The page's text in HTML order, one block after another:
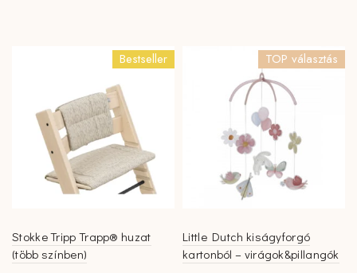
Bestseller
Stokke Tripp Trapp® huzat
(több színben)
TOP választás
Little Dutch kiságyforgó
kartonból – virágok&pillangók